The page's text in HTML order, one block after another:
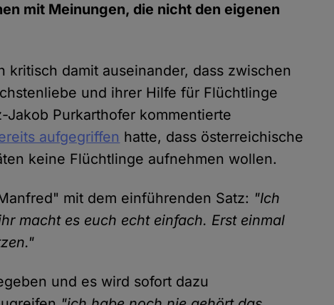
mit Meinungen, die nicht den eigenen
kritisch damit auseinander, dass zwischen
und ihrer Hilfe für Flüchtlinge
Purkarthofer kommentierte
aufgegriffen hatte, dass österreichische
keine Flüchtlinge aufnehmen wollen.
mit dem einführenden Satz: "Ich
macht es euch echt einfach. Erst einmal
und es wird sofort dazu